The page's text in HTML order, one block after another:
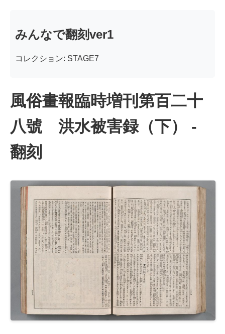
みんなで翻刻ver1
コレクション: STAGE7
風俗畫報臨時増刊第百二十
八號 洪水被害録（下） -
翻刻